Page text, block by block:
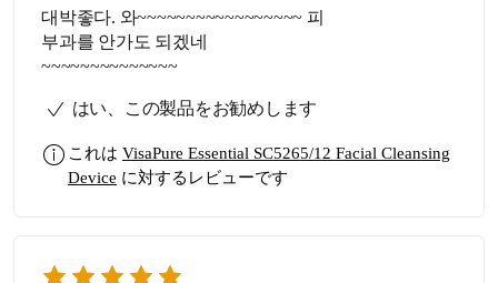
대박좋다. 와~~~~~~~~~~~~~~~~~ 피
부과를 안가도 되겠네
~~~~~~~~~~~~~~
はい、この製品をお勧めします
これは VisaPure Essential SC5265/12 Facial Cleansing
Device に対するレビューです